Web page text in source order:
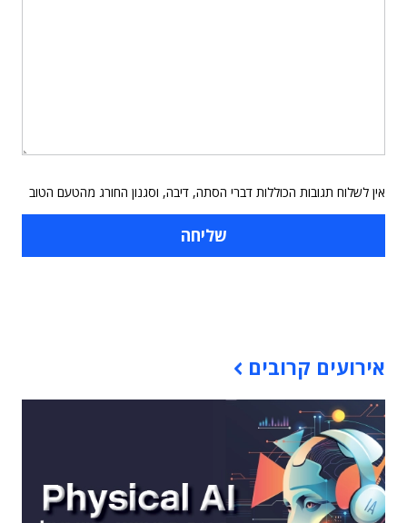
אין לשלוח תגובות הכוללות דברי הסתה, דיבה, וסגנון החורג מהטעם הטוב
אירועים קרובים